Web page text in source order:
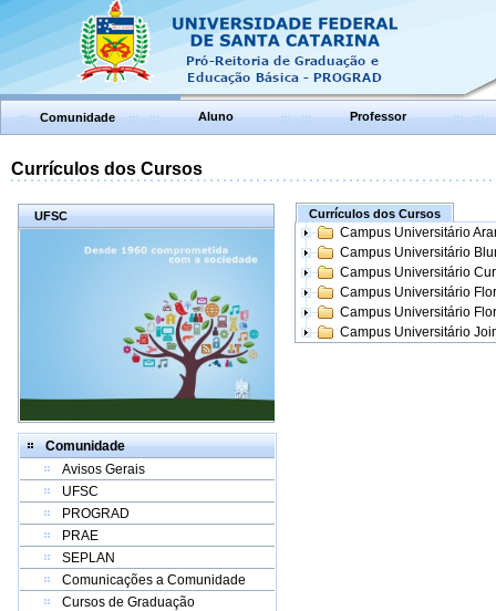
Comunidade Aluno Professor
Currículos dos Cursos
UFSC
Comunidade
Avisos Gerais
UFSC
PROGRAD
PRAE
SEPLAN
Comunicações a Comunidade
Cursos de Graduação
Currículos dos Cursos
Campus Universitário
Campus Universitário
Campus Universitário
Campus Universitário
Campus Universitário
Campus Universitário